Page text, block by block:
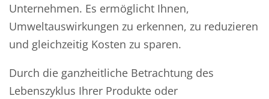
Unternehmen. Es ermöglicht Ihnen,
Umweltauswirkungen zu erkennen, zu reduzieren
und gleichzeitig Kosten zu sparen.
Durch die ganzheitliche Betrachtung des
Lebenszyklus Ihrer Produkte oder